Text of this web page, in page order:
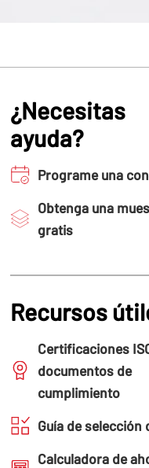
¿Necesitas
ayuda?
Programe una
Obtenga una
gratis
Recursos
Certificaciones
documentos de
cumplimiento
Guía de selección
Calculadora de